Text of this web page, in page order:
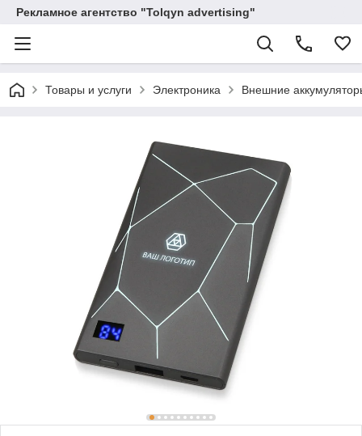
Рекламное агентство "Tolqyn advertising"
Товары и услуги Электроника Внешние